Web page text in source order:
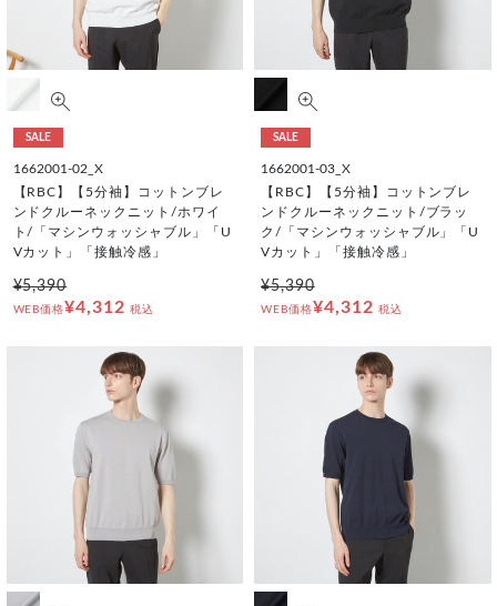
SALE
1662001-02_X
【RBC】【5分袖】コットンブレ
ンドクルーネックニット/ホワイ
ト/「マシンウォッシャブル」「U
Vカット」「接触冷感」
¥5,390
WEB価格¥4,312 税込
SALE
1662001-03_X
【RBC】【5分袖】コットンブレ
ンドクルーネックニット/ブラッ
ク/「マシンウォッシャブル」「U
Vカット」「接触冷感」
¥5,390
WEB価格¥4,312 税込